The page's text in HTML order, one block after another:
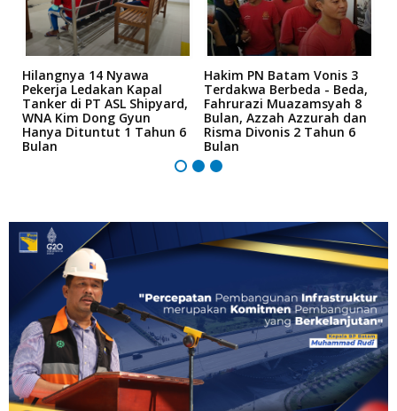
Hilangnya 14 Nyawa
Pekerja Ledakan Kapal
Tanker di PT ASL Shipyard,
WNA Kim Dong Gyun
Hanya Dituntut 1 Tahun 6
Bulan
Hakim PN Batam Vonis 3
Terdakwa Berbeda - Beda,
Fahrurazi Muazamsyah 8
Bulan, Azzah Azzurah dan
Risma Divonis 2 Tahun 6
Bulan